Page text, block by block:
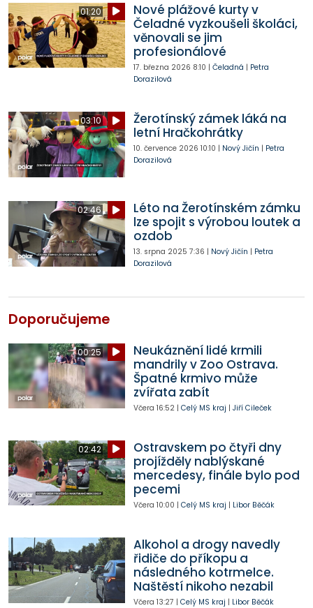
01:20
Nové plážové kurty v
Čeladné vyzkoušeli školáci,
věnovali se jim
profesionálové
17. března 2026 8:10 | Čeladná | Petra
Dorazilová
03:10
Žerotínský zámek láká na
letní Hračkohrátky
10. července 2026 10:10 | Nový Jičín | Petra
Dorazilová
02:46
Léto na Žerotínském zámku
lze spojit s výrobou loutek a
ozdob
13. srpna 2025 7:36 | Nový Jičín | Petra
Dorazilová
Doporučujeme
00:25
Neukáznění lidé krmili
mandrily v Zoo Ostrava.
Špatné krmivo může
zvířata zabít
Včera 16:52| Celý MS kraj | Jiří Cileček
02:42
Ostravskem po čtyři dny
projížděly nablýskané
mercedesy, finále bylo pod
pecemi
Včera 10:00 | Celý MS kraj | Libor Běčák
Alkohol a drogy navedly
řidiče do příkopu a
následného kotrmelce.
Naštěstí nikoho nezabil
Včera 13:27 | Celý MS kraj | Libor Běčák